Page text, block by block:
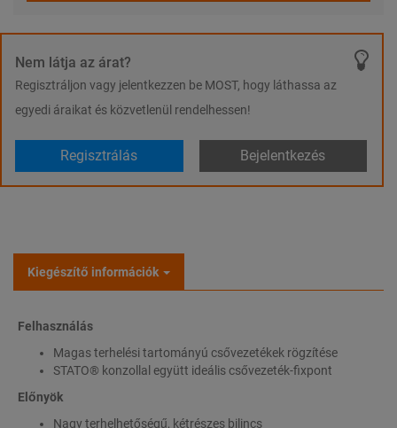
Nem látja az árat?
Regisztráljon vagy jelentkezzen be MOST, hogy láthassa az
egyedi áraikat és közvetlenül rendelhessen!
Regisztrálás Bejelentkezés
Kiegészítő információk
Felhasználás
Magas terhelési tartományú csővezetékek rögzítése
STATO® konzollal együtt ideális csővezeték-fixpont
Előnyök
Nagy terhelhetőségű, kétrészes bilincs